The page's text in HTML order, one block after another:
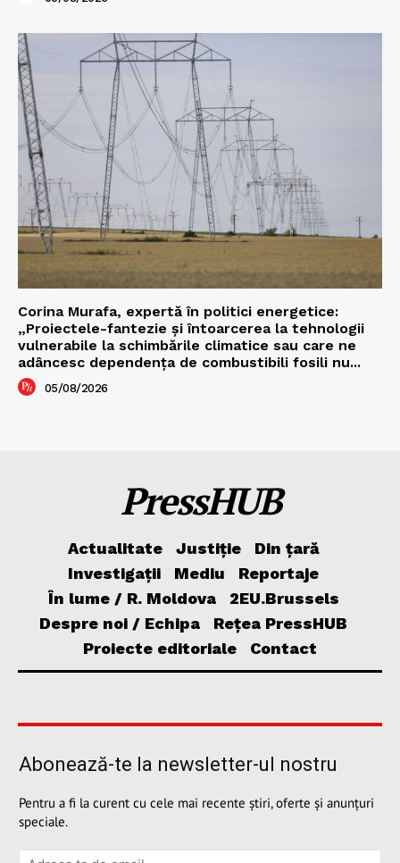
Corina Murafa, expertă în politici energetice:
„Proiectele-fantezie și întoarcerea la tehnologii
vulnerabile la schimbările climatice sau care ne
adâncesc dependența de combustibili fosili nu...
05/08/2026
PressHUB
Actualitate Justiție
Din țară
Investigații
Mediu
Reportaje
În lume / R. Moldova
2EU.Brussels
Despre noi / Echipa
Rețea PressHUB
Proiecte editoriale
Contact
Abonează-te la newsletter-ul nostru
Pentru a fi la curent cu cele mai recente știri, oferte și anunțuri
speciale.